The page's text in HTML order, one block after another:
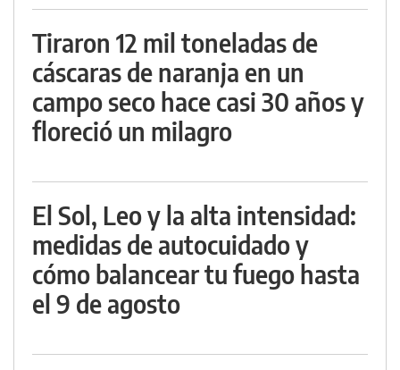
Tiraron 12 mil toneladas de
cáscaras de naranja en un
campo seco hace casi 30 años y
floreció un milagro
El Sol, Leo y la alta intensidad:
medidas de autocuidado y
cómo balancear tu fuego hasta
el 9 de agosto